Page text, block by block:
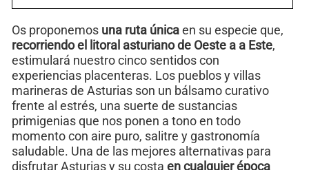
Os proponemos una ruta únicaen su especie que,
recorriendo el litoral asturiano de Oeste a a Este,
estimulará nuestro cinco sentidos con
experiencias placenteras. Los pueblos y villas
marineras de Asturias son un bálsamo curativo
frente al estrés, una suerte de sustancias
primigenias que nos ponen a tono en todo
momento con aire puro, salitre y gastronomía
saludable. Una de las mejores alternativas para
disfrutar Asturias y su costa en cualquier época